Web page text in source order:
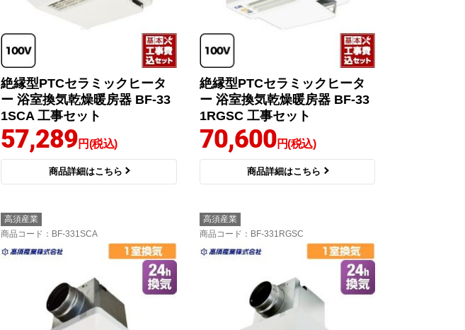
絶縁型PTCセラミックヒータ
ー 浴室換気乾燥暖房器 BF-33
1SCA 工事セット
57,289円(税込)
商品詳細はこちら
絶縁型PTCセラミックヒータ
ー 浴室換気乾燥暖房器 BF-33
1RGSC 工事セット
70,600円(税込)
商品詳細はこちら
高須産業
商品コード ：BF-331SCA
高須産業
商品コード ：BF-331RGSC